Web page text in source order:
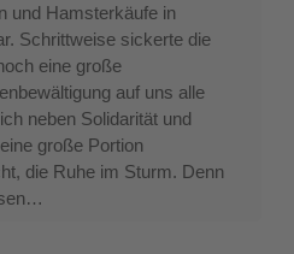
und Hamsterkäufe in
Schrittweise sickerte die
eine große
auf uns alle
neben Solidarität und
große Portion
die Ruhe im Sturm. Denn